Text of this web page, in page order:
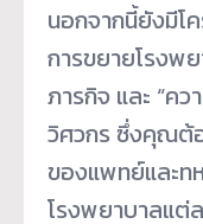
นอกจากนี้ยังมีโ
การขยายโรงพ
ภารกิจ และ “ค
วิศวกร ซึ่งคุณต้อ
ของแพทย์และท
โรงพยาบาลแต่